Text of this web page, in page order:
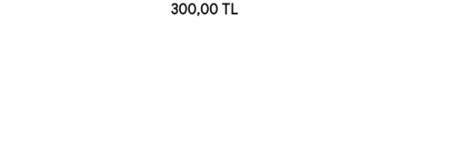
300,00 TL